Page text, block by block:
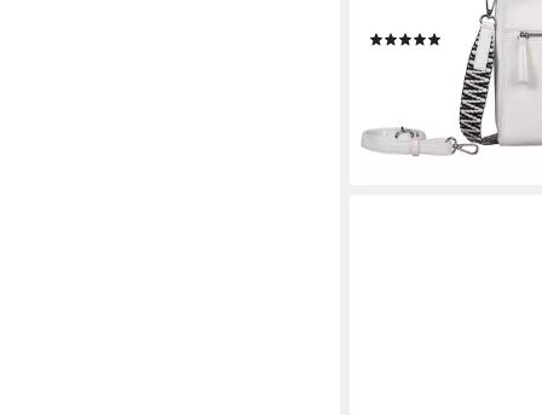
ein filigranes Logo
(45)
lieferbar - in 1-2